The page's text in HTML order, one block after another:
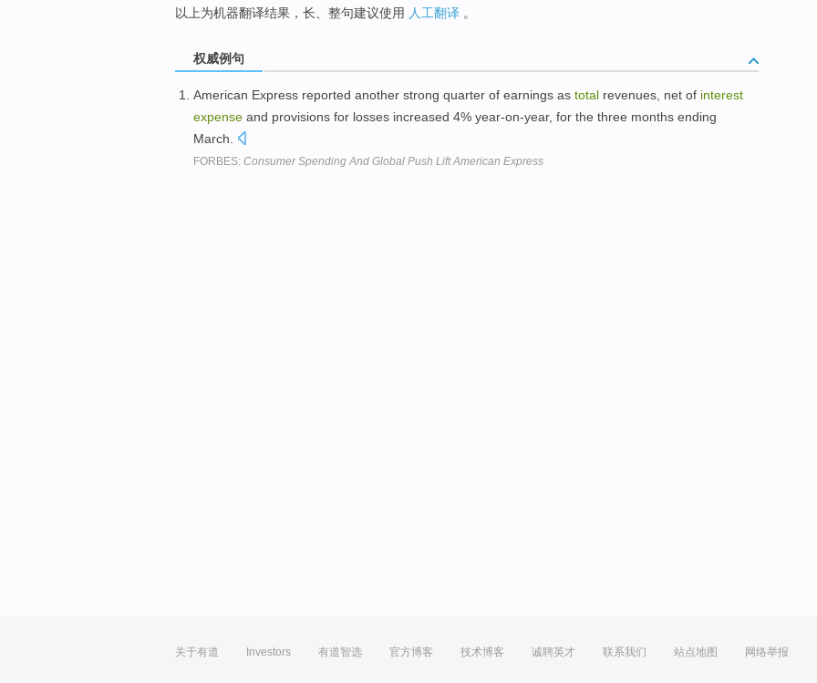
以上为机器翻译结果，长、整句建议使用 人工翻译 。
权威例句
American Express reported another strong quarter of earnings as total revenues, net of interest
expense and provisions for losses increased 4% year-on-year, for the three months ending
March.
FORBES: Consumer Spending And Global Push Lift American Express
关于有道 Investors 有道智选 官方博客 技术博客 诚聘英才 联系我们 站点地图 网络举报